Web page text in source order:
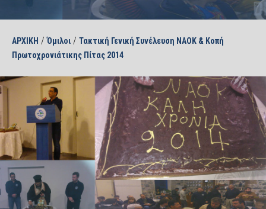
ΑΡΧΙΚΗ /Όμιλοι / Τακτική Γενική Συνέλευση ΝΑΟΚ & Κοπή
Πρωτοχρονιάτικης Πίτας 2014